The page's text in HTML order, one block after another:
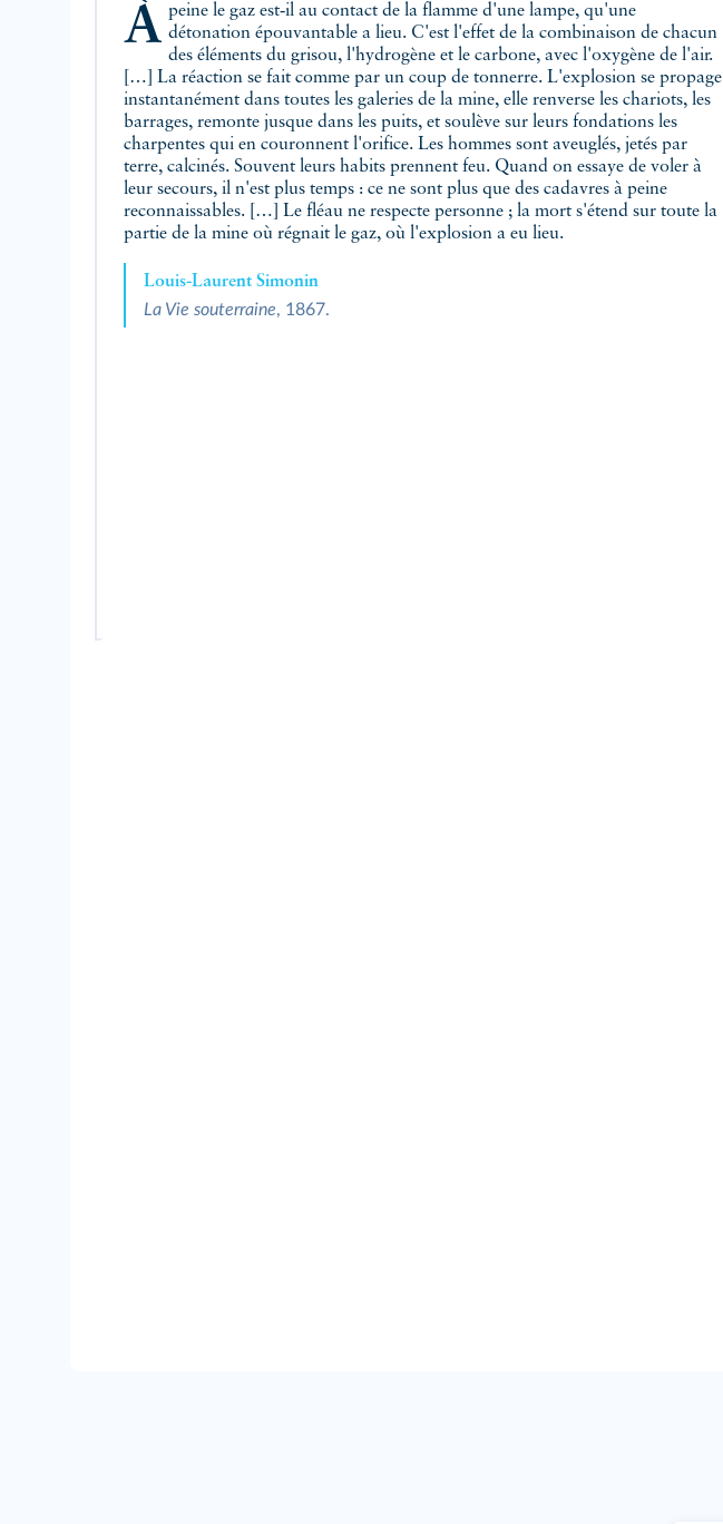
À peine le gaz est‑il au contact de la flamme d'une lampe, qu'une détonation épouvantable a lieu. C'est l'effet de la combinaison de chacun
des éléments du grisou, l'hydrogène et le carbone, avec l'oxygène de l'air.
[…] La réaction se fait comme par un coup de tonnerre. L'explosion se propage
instantanément dans toutes les galeries de la mine, elle renverse les chariots, les
barrages, remonte jusque dans les puits, et soulève sur leurs fondations les
charpentes qui en couronnent l'orifice. Les hommes sont aveuglés, jetés par
terre, calcinés. Souvent leurs habits prennent feu. Quand on essaye de voler à
leur secours, il n'est plus temps : ce ne sont plus que des cadavres à peine
reconnaissables. […] Le fléau ne respecte personne ; la mort s'étend sur toute la
partie de la mine où régnait le gaz, où l'explosion a eu lieu.
Louis-Laurent Simonin
La Vie souterraine, 1867.